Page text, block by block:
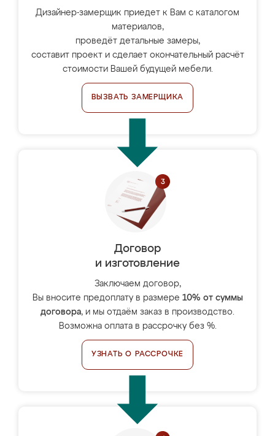
Дизайнер-замерщик приедет к Вам с каталогом
материалов,
проведёт детальные замеры,
составит проект и сделает окончательный расчёт
стоимости Вашей будущей мебели.
ВЫЗВАТЬ ЗАМЕРЩИКА
Договор
и изготовление
Заключаем договор,
Вы вносите предоплату в размере 10% от суммы
договора, и мы отдаём заказ в производство.
Возможна оплата в рассрочку без %.
УЗНАТЬ О РАССРОЧКЕ